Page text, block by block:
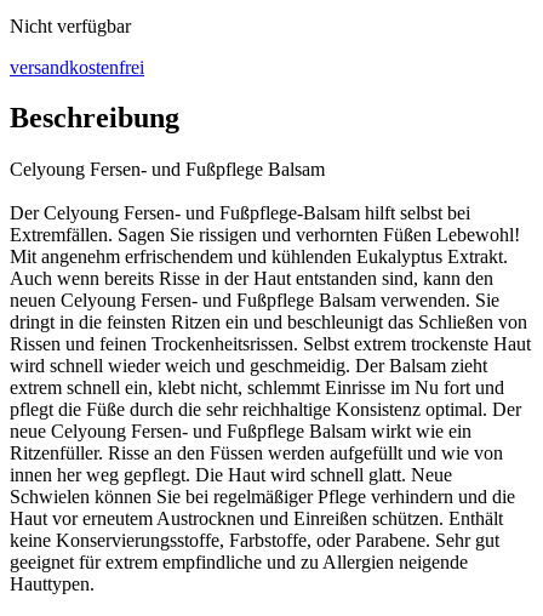
Nicht verfügbar
versandkostenfrei
Beschreibung
Celyoung Fersen- und Fußpflege Balsam
Der Celyoung Fersen- und Fußpflege-Balsam hilft selbst bei
Extremfällen. Sagen Sie rissigen und verhornten Füßen Lebewohl!
Mit angenehm erfrischendem und kühlenden Eukalyptus Extrakt.
Auch wenn bereits Risse in der Haut entstanden sind, kann den
neuen Celyoung Fersen- und Fußpflege Balsam verwenden. Sie
dringt in die feinsten Ritzen ein und beschleunigt das Schließen von
Rissen und feinen Trockenheitsrissen. Selbst extrem trockenste Haut
wird schnell wieder weich und geschmeidig. Der Balsam zieht
extrem schnell ein, klebt nicht, schlemmt Einrisse im Nu fort und
pflegt die Füße durch die sehr reichhaltige Konsistenz optimal. Der
neue Celyoung Fersen- und Fußpflege Balsam wirkt wie ein
Ritzenfüller. Risse an den Füssen werden aufgefüllt und wie von
innen her weg gepflegt. Die Haut wird schnell glatt. Neue
Schwielen können Sie bei regelmäßiger Pflege verhindern und die
Haut vor erneutem Austrocknen und Einreißen schützen. Enthält
keine Konservierungsstoffe, Farbstoffe, oder Parabene. Sehr gut
geeignet für extrem empfindliche und zu Allergien neigende
Hauttypen.